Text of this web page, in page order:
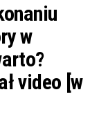
w
video [w